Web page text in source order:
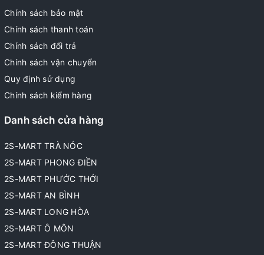
Chính sách bảo mật
Chính sách thanh toán
Chính sách đổi trả
Chính sách vận chuyển
Quy định sử dụng
Chính sách kiểm hàng
Danh sách cửa hàng
2S-MART TRÀ NÓC
2S-MART PHONG ĐIỀN
2S-MART PHƯỚC THỚI
2S-MART AN BÌNH
2S-MART LONG HÒA
2S-MART Ô MÔN
2S-MART ĐÔNG THUẬN